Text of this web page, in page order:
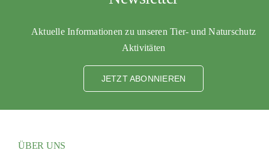
Aktuelle Informationen zu unseren Tier- und Naturschutz
Aktivitäten
JETZT ABONNIEREN
ÜBER UNS